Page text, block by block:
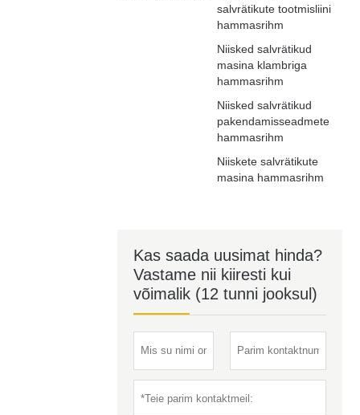
salvrätikute tootmisliini
hammasrihm
Niisked salvrätikud
masina klambriga
hammasrihm
Niisked salvrätikud
pakendamisseadmete
hammasrihm
Niiskete salvrätikute
masina hammasrihm
Kas saada uusimat hinda?
Vastame nii kiiresti kui
võimalik (12 tunni jooksul)